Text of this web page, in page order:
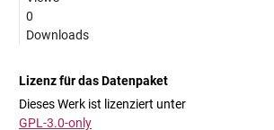
0
Downloads
Lizenz für das Datenpaket
Dieses Werk ist lizenziert unter
GPL-3.0-only